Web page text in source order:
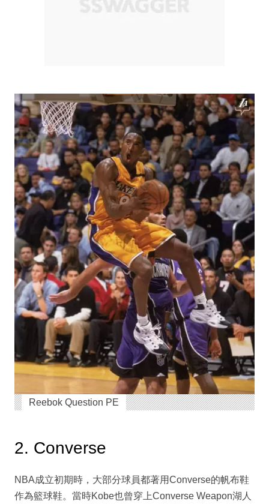
Reebok Question PE
2. Converse
NBA成立初期時，大部分球員都著用Converse的帆布鞋
作為籃球鞋。當時Kobe也曾穿上Converse Weapon湖人